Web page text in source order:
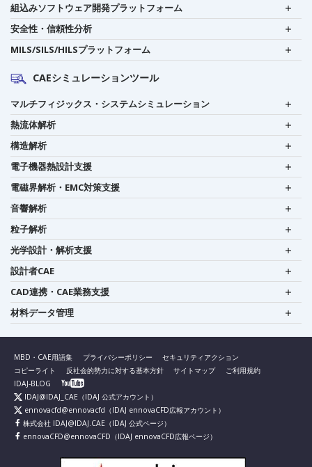
組込みソフトウェア開発プラットフォーム
安全性・信頼性分析
MILS/SILS/HILSプラットフォーム
CAEシミュレーションツール
マルチフィジックス・システムシミュレーション
熱流体解析
構造解析
電子機器熱設計支援
電磁界解析・EMC対策支援
音響解析
粒子解析
光学設計・解析支援
設計者CAE
CAD連携・CAE業務支援
材料データ管理
MBD・CAE用語集 プライバシーポリシー
セキュリティアクション
コピーライト
反社会的勢力に対する基本方針 サイトマップ
ご利用規約
IDAJ-BLOG
IDAJ@IDAJ_CAE （IDAJ 公式アカウント）
ennovacfd@ennovacfd （IDAJ ennovaCFD広報アカウント）
株式会社 IDAJ@IDAJ.CAE （IDAJ 公式ページ）
ennovaCFD@ennovaCFD （IDAJ ennovaCFD広報ページ）